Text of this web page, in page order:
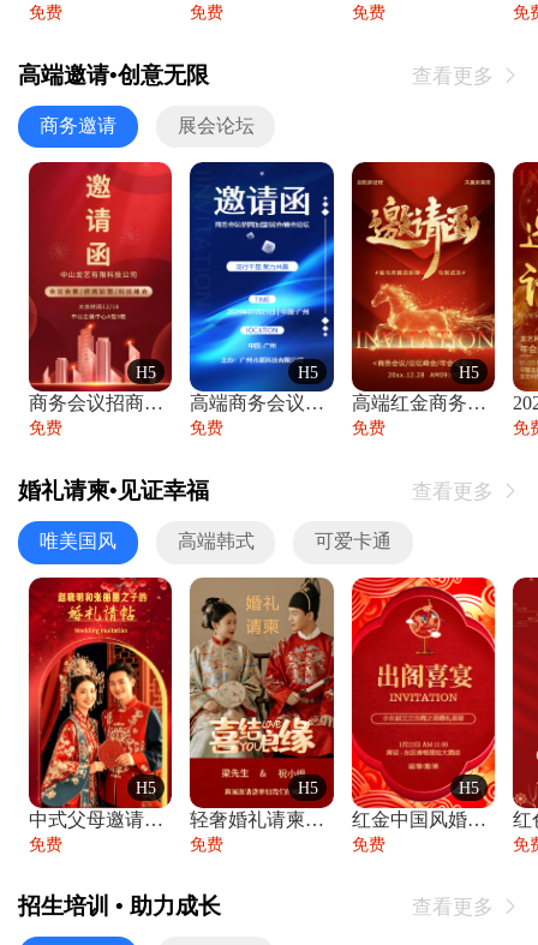
免费 免费 免费 免
高端邀请•创意无限 查看更多 
商务邀请 展会论坛
H5
商务会议招商展会科技峰会邀请函年会邀请
免费
H5
高端商务会议招商加盟展会峰会论坛邀请函
免费
H5
高端红金商务会议年会年终盛典答谢邀请函
免费 免
婚礼请柬•见证幸福 查看更多 
唯美国风 高端韩式 可爱卡通
H5
中式父母邀请函婚礼结婚请柬请贴父母邀请方
免费
H5
轻奢婚礼请柬婚礼邀请函结婚照请帖
免费
H5
红金中国风婚礼请柬出阁喜宴嫁女请帖出阁宴
免费 免
招生培训 • 助力成长 查看更多 